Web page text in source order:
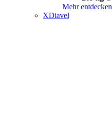
Mehr entdecken
XDiavel